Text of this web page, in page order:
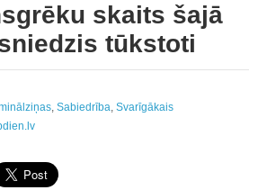
skaits šajā
tūkstoti
, Sabiedrība, Svarīgākais